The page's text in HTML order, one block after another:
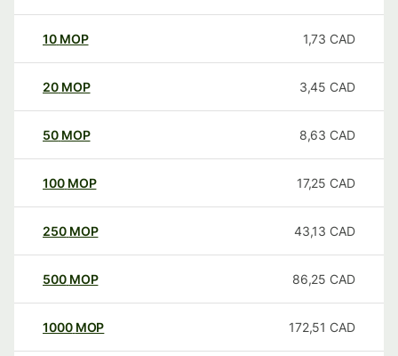
10 MOP 1,73 CAD
20 MOP 3,45 CAD
50 MOP 8,63 CAD
100 MOP 17,25 CAD
250 MOP 43,13 CAD
500 MOP 86,25 CAD
1000 MOP 172,51 CAD